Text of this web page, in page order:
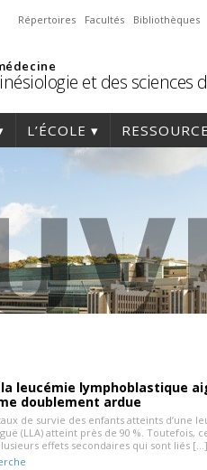
Répertoires Facultés Bibliothèques
et des sciences
L’ÉCOLE
leucémie lymphoblastique
doublement ardue
taux de survie des enfants atteints d’une
(LLA) atteint près de 90 %. Toutefois,
effets secondaires qui sont liés […]